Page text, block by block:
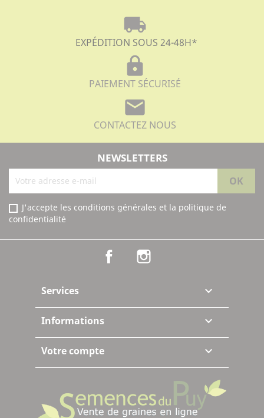
local_shipping
EXPÉDITION SOUS 24-48H*
lock
PAIEMENT SÉCURISÉ
mail
CONTACTEZ NOUS
NEWSLETTERS
J'accepte les conditions générales et la politique de
confidentialité
Facebook
Services 
Informations 
Votre compte 